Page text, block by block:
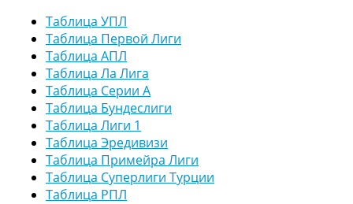
Таблица УПЛ
Таблица Первой Лиги
Таблица АПЛ
Таблица Ла Лига
Таблица Серии А
Таблица Бундеслиги
Таблица Лиги 1
Таблица Эредивизи
Таблица Примейра Лиги
Таблица Суперлиги Турции
Таблица РПЛ